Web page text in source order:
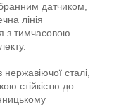
датчиком,
лінія
з тимчасовою
нержавіючої сталі,
стійкістю до